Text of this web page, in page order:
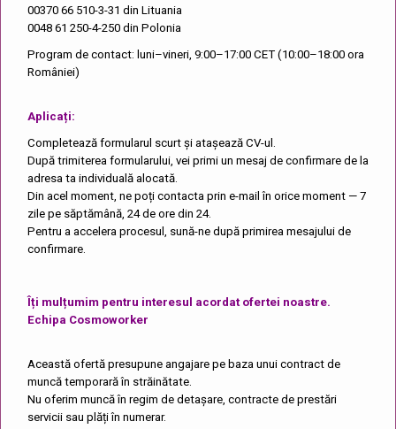
00370 66 510-3-31 din Lituania
0048 61 250-4-250 din Polonia
Program de contact: luni–vineri, 9:00–17:00 CET (10:00–18:00 ora
României)
Aplicați:
Completează formularul scurt și atașează CV-ul.
După trimiterea formularului, vei primi un mesaj de confirmare de la
adresa ta individuală alocată.
Din acel moment, ne poți contacta prin e-mail în orice moment — 7
zile pe săptămână, 24 de ore din 24.
Pentru a accelera procesul, sună-ne după primirea mesajului de
confirmare.
Îți mulțumim pentru interesul acordat ofertei noastre.
Echipa Cosmoworker
Această ofertă presupune angajare pe baza unui contract de
muncă temporară în străinătate.
Nu oferim muncă în regim de detașare, contracte de prestări
servicii sau plăți în numerar.